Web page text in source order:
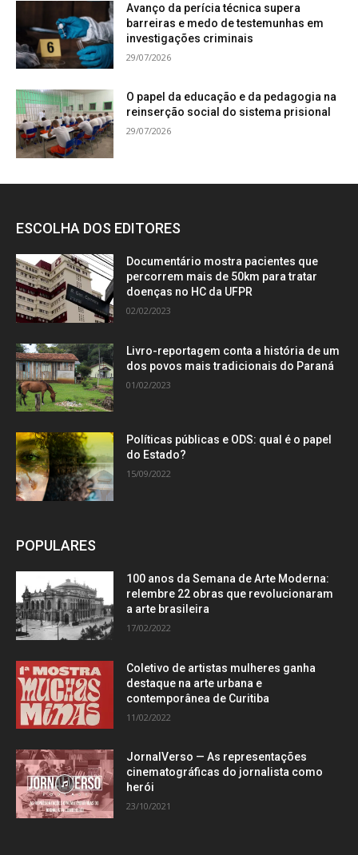
Avanço da perícia técnica supera
barreiras e medo de testemunhas em
investigações criminais
29/07/2026
O papel da educação e da pedagogia na
reinserção social do sistema prisional
29/07/2026
ESCOLHA DOS EDITORES
Documentário mostra pacientes que
percorrem mais de 50km para tratar
doenças no HC da UFPR
02/02/2023
Livro-reportagem conta a história de um
dos povos mais tradicionais do Paraná
01/02/2023
Políticas públicas e ODS: qual é o papel
do Estado?
15/09/2022
POPULARES
100 anos da Semana de Arte Moderna:
relembre 22 obras que revolucionaram
a arte brasileira
17/02/2022
Coletivo de artistas mulheres ganha
destaque na arte urbana e
contemporânea de Curitiba
11/02/2022
JornalVerso — As representações
cinematográficas do jornalista como
herói
23/10/2021